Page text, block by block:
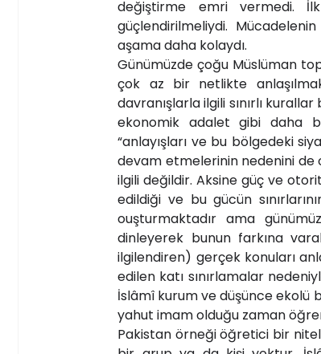
değiştirme emri vermedi.
güçlendirilmeliydi.
aşama daha kolaydı.
Günümüzde çoğu Müslüman
çok az bir netlikte
davranışlarla ilgili sınırlı
ekonomik adalet gibi daha
“anlayışları ve bu bölgedeki
devam etmelerinin nedenini de
ilgili değildir. Aksine güç ve
edildiği ve bu gücün
ouşturmaktadır ama
dinleyerek bunun farkına
ilgilendiren) gerçek konuları
edilen katı sınırlamalar
İslâmî kurum ve düşünce ekolü
yahut imam olduğu zaman
Pakistan örneği öğretici bir